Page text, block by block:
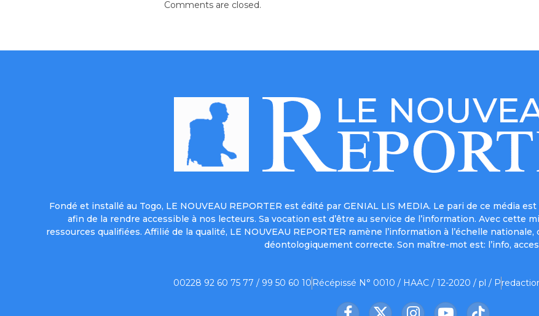
Comments are closed.
Fondé et installé au Togo, LE NOUVEAU REPORTER est édité par GENIAL LIS MEDIA. Le pari de ce média
afin de la rendre accessible à nos lecteurs. Sa vocation est d’être au service de l’information. Avec cette
ressources qualifiées. Affilié de la qualité, LE NOUVEAU REPORTER ramène l’information à l’échelle
déontologiquement correcte. Son maître-mot est: l’info,
00228 92 60 75 77 / 99 50 60 10 Récépissé N° 0010 / HAAC / 12-2020 / pl / P